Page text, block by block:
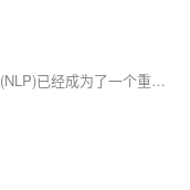
随着人工智能技术的不断发展，自然语言处理(NLP)已经成为了一个重要的应用领域。本文将介绍一些常见的NLP任务和算法，并通过代码示例来展示如何实现这些任务。我们将讨论文本分类、情感分析、命名实体识别等常见任务，并使用Python和相关库来实现这些任务。最后，我们将探讨NLP在未来的发展趋势和挑战。